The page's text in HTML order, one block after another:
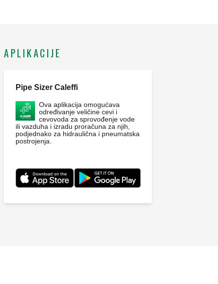
APLIKACIJE
Pipe Sizer Caleffi
Ova aplikacija omogućava
određivanje veličine cevi i
cevovoda za sprovođenje vode
ili vazduha i izradu proračuna za njih,
podjednako za hidraulična i pneumatska
postrojenja.